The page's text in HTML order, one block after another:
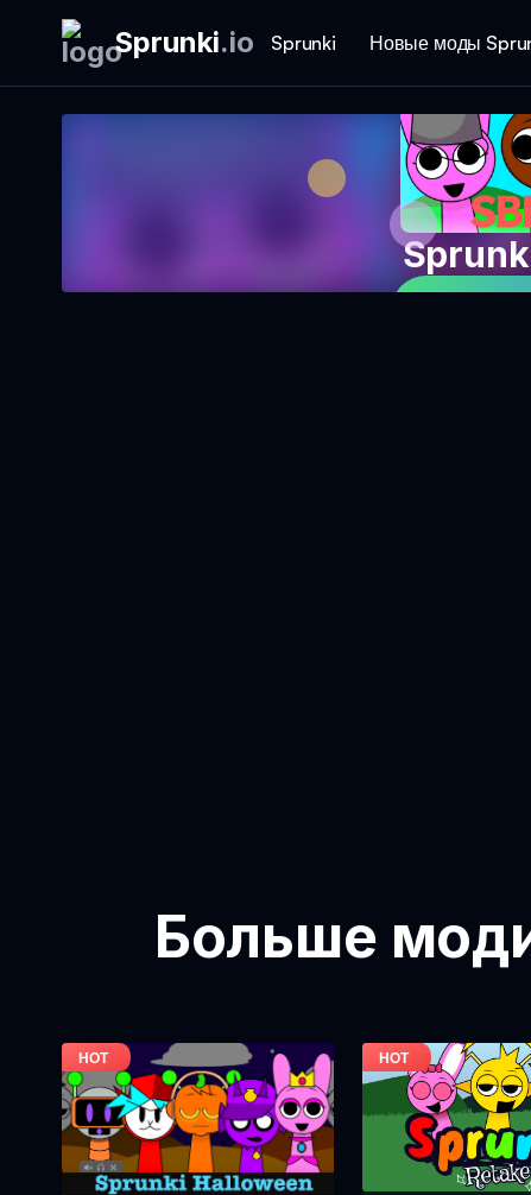
Sprunki.io Sprunki Новые моды
Больше